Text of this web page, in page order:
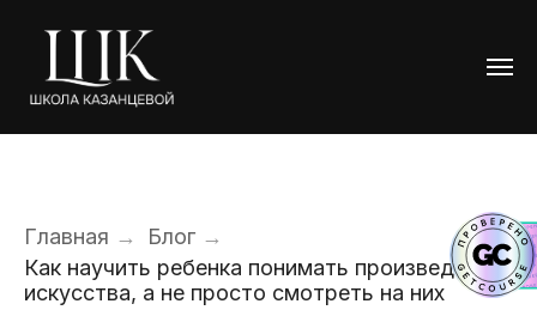
Главная → Блог →
Как научить ребенка понимать произведения
искусства, а не просто смотреть на них